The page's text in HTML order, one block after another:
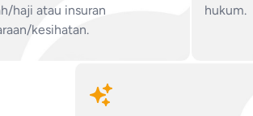
haji atau insuran
kesihatan.
hukum.